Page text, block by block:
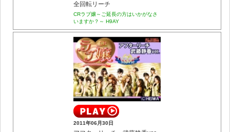
全回転リーチ
CRラブ嬢～ご延長の方はいかがなさ
いますか？～ H9AY
2011年06月30日